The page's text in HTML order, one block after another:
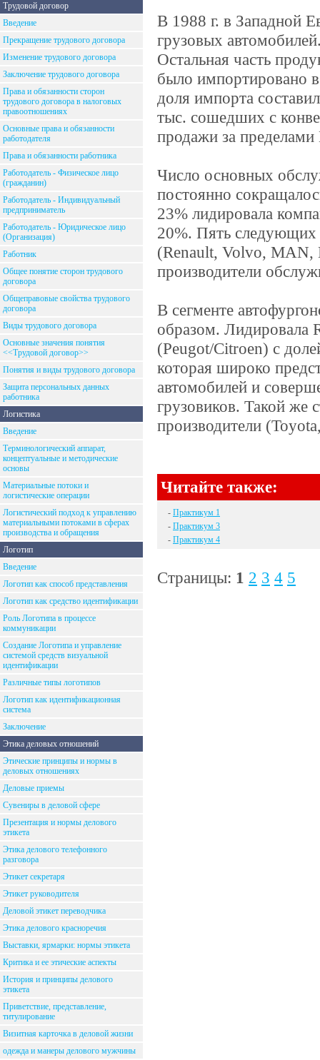
Трудовой договор
Введение
Прекращение трудового договора
Изменение трудового договора
Заключение трудового договора
Права и обязанности сторон
трудового договора в налоговых
правоотношениях
Основные права и обязанности
работодателя
Права и обязанности работника
Работодатель - Физическое лицо
(гражданин)
Работодатель - Индивидуальный
предприниматель
Работодатель - Юридическое лицо
(Организация)
Работник
Общее понятие сторон трудового
договора
Общеправовые свойства трудового
договора
Виды трудового договора
Основные значения понятия
<<Трудовой договор>>
Понятия и виды трудового договора
Защита персональных данных
работника
Логистика
Введение
Терминологический аппарат,
концептуальные и методические
основы
Материальные потоки и
логистические операции
Логистический подход к управлению
материальными потоками в сферах
производства и обращения
Логотип
Введение
Логотип как способ представления
Логотип как средство идентификации
Роль Логотипа в процессе
коммуникации
Создание Логотипа и управление
системой средств визуальной
идентификации
Различные типы логотипов
Логотип как идентификационная
система
Заключение
Этика деловых отношений
Этические принципы и нормы в
деловых отношениях
Деловые приемы
Сувениры в деловой сфере
Презентация и нормы делового
этикета
Этика делового телефонного
разговора
Этикет секретаря
Этикет руководителя
Деловой этикет переводчика
Этика делового красноречия
Выставки, ярмарки: нормы этикета
Критика и ее этические аспекты
История и принципы делового
этикета
Приветствие, представление,
титулирование
Визитная карточка в деловой жизни
одежда и манеры делового мужчины
В 1988 г. в Западной
грузовых
Остальная часть
было импортировано
доля импорта
тыс. сошедших с
продажи за
Число основных
постоянно
23% лидировала
20%. Пять следующих
(Renault, Volvo, MAN,
производители
В сегменте
образом. Лидировала
(Peugot/Citroen) с
которая широко
автомобилей и
грузовиков. Такой же
производители
Читайте также:
- Практикум 1
- Практикум 3
- Практикум 4
Страницы: 1 2 3 4 5